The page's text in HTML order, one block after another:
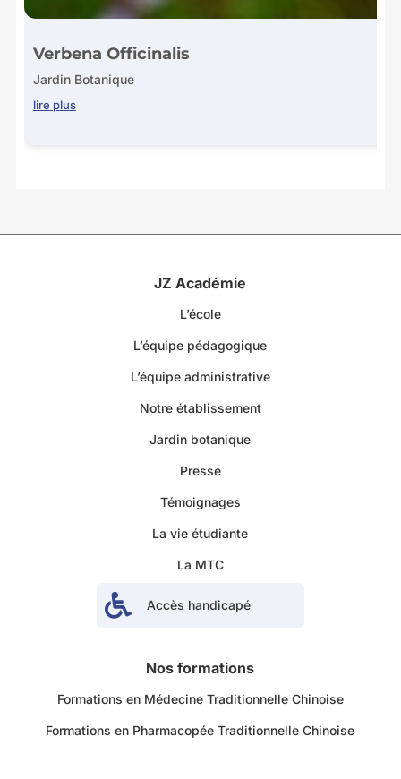
Verbena Officinalis
Jardin Botanique
lire plus
JZ Académie
L’école
L’équipe pédagogique
L’équipe administrative
Notre établissement
Jardin botanique
Presse
Témoignages
La vie étudiante
La MTC
 Accès handicapé
Nos formations
Formations en Médecine Traditionnelle Chinoise
Formations en Pharmacopée Traditionnelle Chinoise